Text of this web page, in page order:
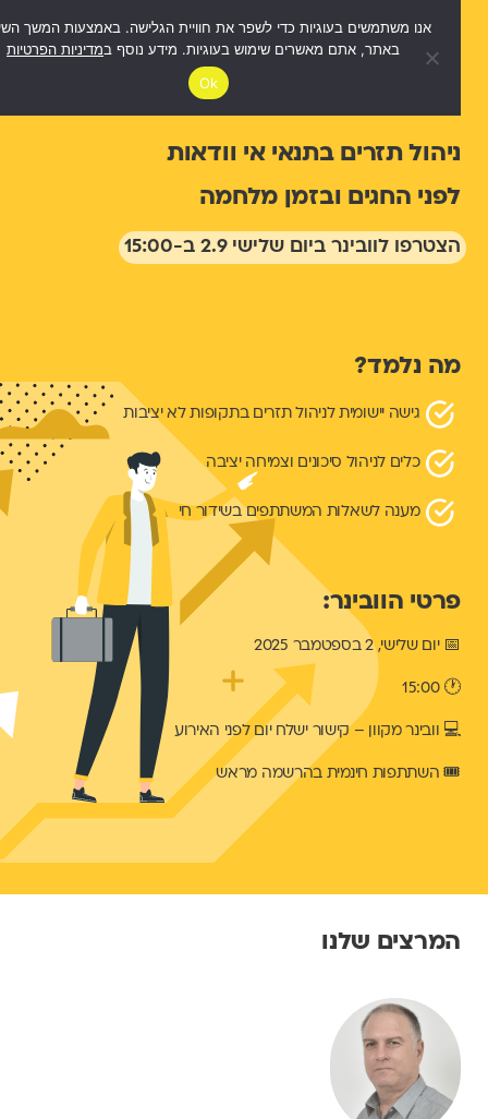
לייב וובינר: להוביל בשוק
המשתנה
ניהול תזרים בתנאי אי וודאות
לפני החגים ובזמן מלחמה
הצטרפו לוובינר ביום שלישי 2.9 ב-15:00
מה נלמד?
גישה יישומית לניהול תזרים בתקופות לא יציבות
כלים לניהול סיכונים וצמיחה יציבה
מענה לשאלות המשתתפים בשידור חי
פרטי הוובינר:
📅 יום שלישי, 2 בספטמבר 2025
💻 וובינר מקוון – קישור ישלח יום לפני האירוע
🎟 השתתפות חינמית בהרשמה מראש
המרצים שלנו
אנו משתמשים בעוגיות כדי לשפר את חוויית הגלישה. באמצעות המשך השימוש
באתר, אתם מאשרים שימוש בעוגיות. מידע נוסף במדיניות הפרטיות
Ok